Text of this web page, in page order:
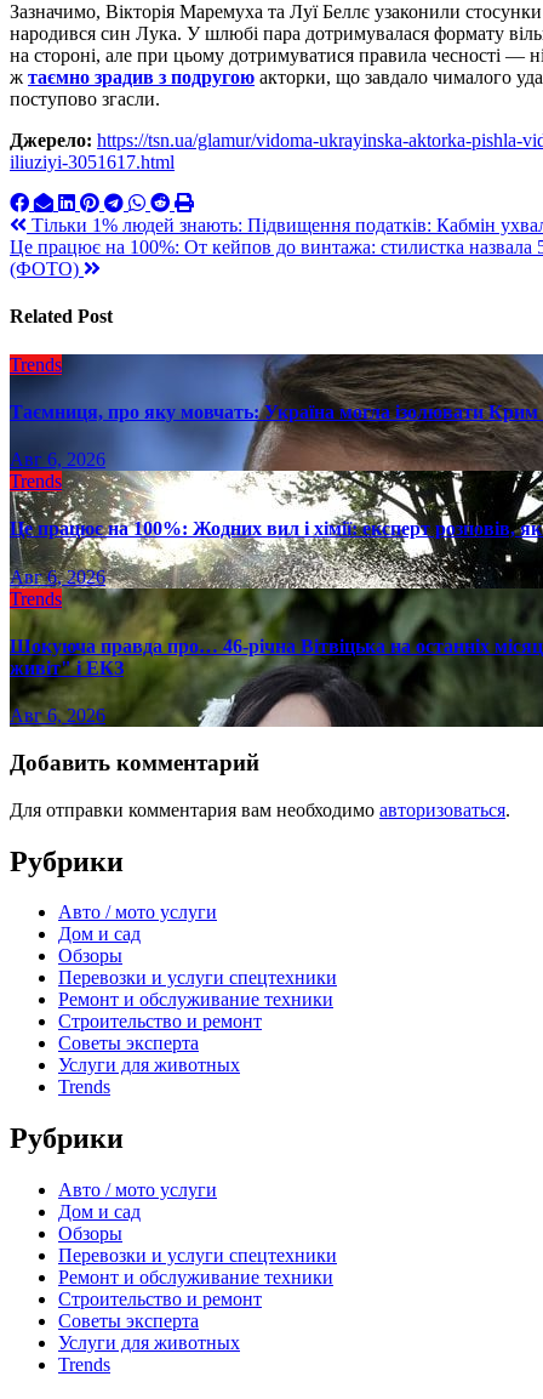
Зазначимо, Вікторія Маремуха та Луї Беллє узаконили
народився син Лука. У шлюбі пара дотримувалася формату
на стороні, але при цьому дотримуватися правила чесності —
ж таємно зрадив з подругою акторки, що завдало чималого
поступово згасли.
Джерело: https://tsn.ua/glamur/vidoma-ukrayinska-aktorka-pishla-
iliuziyi-3051617.html
Навигация
по
Тільки 1% людей знають: Підвищення податків: Кабмін
Це працює на 100%: От кейпов до винтажа: стилистка назвала
(ФОТО)
Related Post
Trends
Таємниця, про яку мовчать: Україна могла ізолювати
Авг 6, 2026
Trends
Це працює на 100%: Жодних вил і хімії: експерт розповів,
Авг 6, 2026
Trends
Шокуюча правда про… 46-річна Вітвіцька на останніх
живіт" і ЕКЗ
Авг 6, 2026
Добавить комментарий
Для отправки комментария вам необходимо авторизоваться.
Рубрики
Авто / мото услуги
Дом и сад
Обзоры
Перевозки и услуги спецтехники
Ремонт и обслуживание техники
Строительство и ремонт
Советы эксперта
Услуги для животных
Trends
Рубрики
Авто / мото услуги
Дом и сад
Обзоры
Перевозки и услуги спецтехники
Ремонт и обслуживание техники
Строительство и ремонт
Советы эксперта
Услуги для животных
Trends